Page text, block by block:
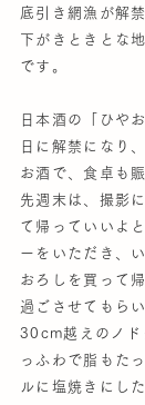
底引き網漁が解
下がきときとな
です。
日本酒の「ひや
日に解禁になり
お酒で、食卓も
先週末は、撮影
て帰っていいよ
ーをいただき、
おろしを買って
過ごさせてもら
30cm越えのノド
っふわで脂もた
ルに塩焼きにし